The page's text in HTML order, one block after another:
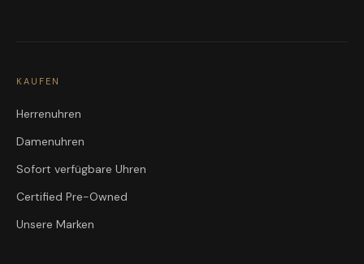
KAUFEN
Herrenuhren
Damenuhren
Sofort verfügbare Uhren
Certified Pre-Owned
Unsere Marken